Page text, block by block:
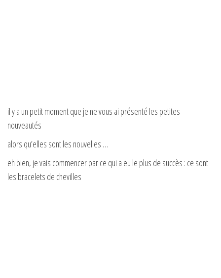
il y a un petit moment que je ne vous ai présenté les petites
nouveautés
alors qu’elles sont les nouvelles …
eh bien, je vais commencer par ce qui a eu le plus de succès : ce sont
les bracelets de chevilles